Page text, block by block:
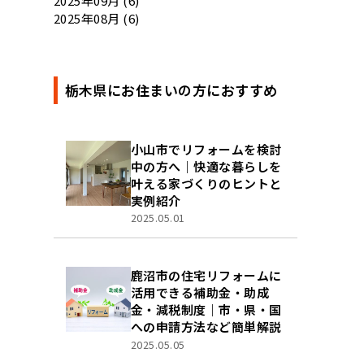
2025年08月 (6)
栃木県にお住まいの方におすすめ
小山市でリフォームを検討
中の方へ｜快適な暮らしを
叶える家づくりのヒントと
実例紹介
2025.05.01
鹿沼市の住宅リフォームに
活用できる補助金・助成
金・減税制度｜市・県・国
への申請方法など簡単解説
2025.05.05